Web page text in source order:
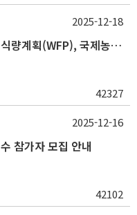
(~12/31) 2026년 상반기 유엔세계식량계획(WFP), 국제농업개발기금(IFAD) 및 유엔아동기금(UNICEF) 인턴십 프로그램 참가자 모집
42327
2025-12-18
참가자 모집 안내
42102
2025-12-16